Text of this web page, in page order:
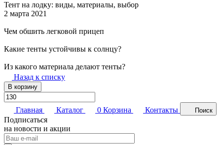
Тент на лодку: виды, материалы, выбор
2 марта 2021
Чем обшить легковой прицеп
Какие тенты устойчивы к солнцу?
Из какого материала делают тенты?
Назад к списку
В корзину
Главная Каталог 0 Корзина Контакты Поиск
Подписаться
на новости и акции